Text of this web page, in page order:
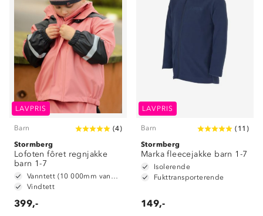
LAVPRIS
Barn (4)
Stormberg
Lofoten fôret regnjakke
barn 1-7
Vanntett (10 000mm vannsøyle)
Vindtett
399,-
LAVPRIS
Barn ( 11 )
Stormberg
Marka fleecejakke barn 1-7
Isolerende
Fukttransporterende
149,-